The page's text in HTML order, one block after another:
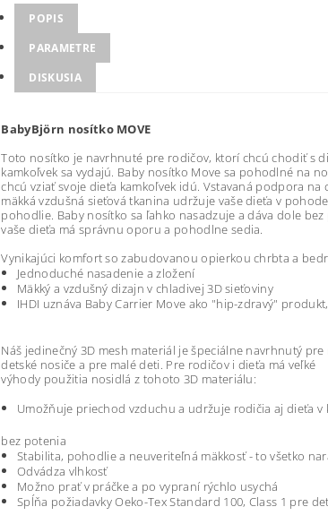
POPIS
PARAMETRE
DISKUSIA
BabyBjörn nosítko MOVE
Toto nosítko je navrhnuté pre rodičov, ktorí chcú chodiť s
kamkoľvek sa vydajú. Baby nosítko Move sa pohodlné na
chcúvziať svoje dieťa kamkoľvek idú. Vstavaná podpora na
mäkká vzdušná sieťová tkanina udržuje vaše dieťa v
pohodlie. Baby nosítko sa ľahko nasadzuje a dáva dole
vaše dieťa má správnu oporu a pohodlne sedia.
Vynikajúci komfort so zabudovanou opierkou chrbta a
Jednoduché nasadenie a zložení
Mäkký a vzdušný dizajn v chladivej 3D sieťoviny
IHDI uznáva Baby Carrier Move ako "hip-zdravý" produkt,
Náš jedinečný 3D mesh materiál je špeciálne navrhnutý pre
detské nosiče a pre malé deti. Pre rodičov i dieťa má veľké
výhody použitia nosidlá z tohoto 3D materiálu:
Umožňuje priechod vzduchu a udržuje rodičia aj dieťa v
bez potenia
Stabilita, pohodlie a neuveriteľná mäkkosť - to všetko
Odvádza vlhkosť
Možno prať v práčke a po vypraní rýchlo usychá
Spĺňa požiadavky Oeko-Tex Standard 100, Class 1 pre